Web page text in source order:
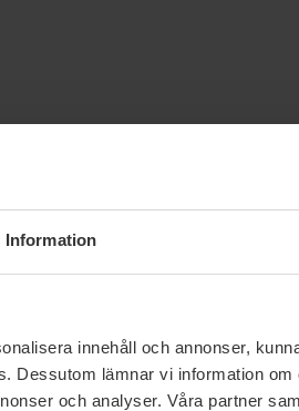
Information
innehåll och annonser,
Dessutom lämnar vi information om
och analyser. Våra partner